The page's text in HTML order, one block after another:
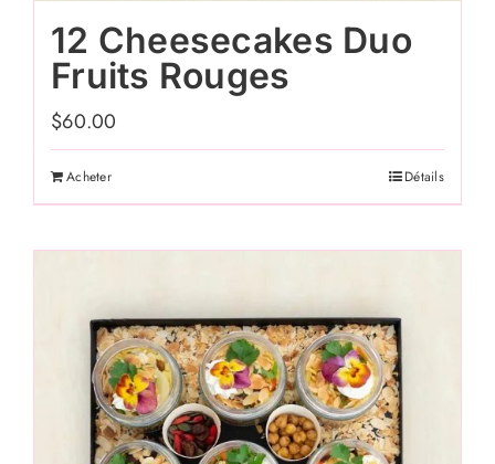
12 Cheesecakes Duo
Fruits Rouges
$60.00
Acheter Détails